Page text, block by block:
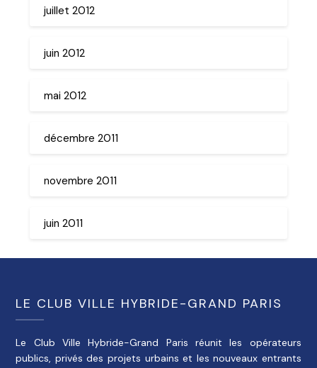
juillet 2012
juin 2012
mai 2012
décembre 2011
novembre 2011
juin 2011
LE CLUB VILLE HYBRIDE-GRAND PARIS
Le Club Ville Hybride-Grand Paris réunit les opérateurs
publics, privés des projets urbains et les nouveaux entrants